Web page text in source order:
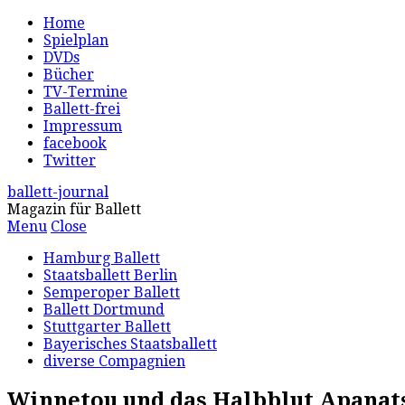
Home
Spielplan
DVDs
Bücher
TV-Termine
Ballett-frei
Impressum
facebook
Twitter
ballett-journal
Magazin für Ballett
Menu Close
Hamburg Ballett
Staatsballett Berlin
Semperoper Ballett
Ballett Dortmund
Stuttgarter Ballett
Bayerisches Staatsballett
diverse Compagnien